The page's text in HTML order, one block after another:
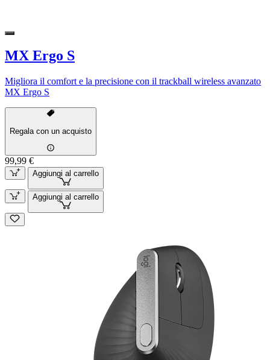
MX Ergo S
Migliora il comfort e la precisione con il trackball wireless avanzato
MX Ergo S
Regala con un acquisto
99,99 €
Aggiungi al carrello
Aggiungi al carrello